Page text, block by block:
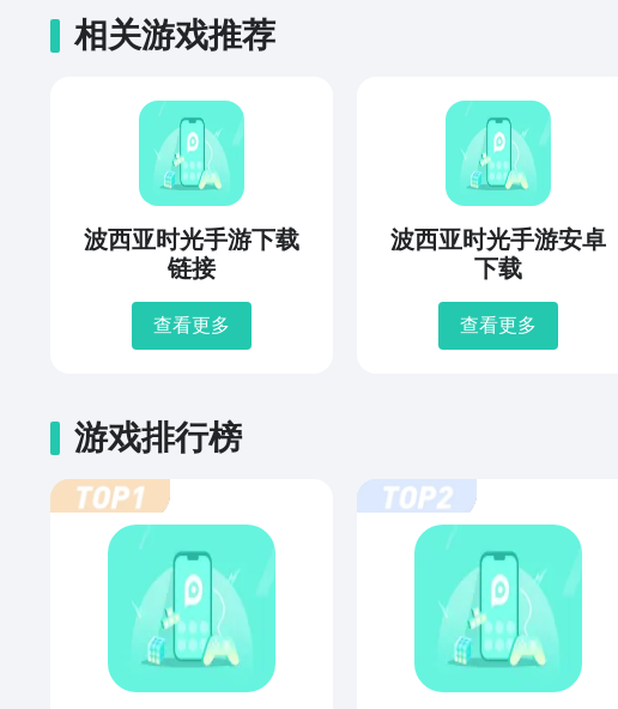
相关游戏推荐
波西亚时光手游下载
链接
查看更多
波西亚时光手游安卓
下载
查看更多
游戏排行榜